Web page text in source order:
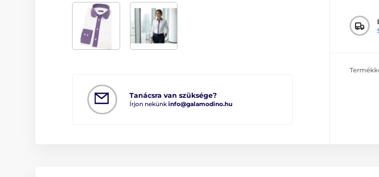
Tanácsra van szüksége?
Írjon nekünk info@galamodino.hu